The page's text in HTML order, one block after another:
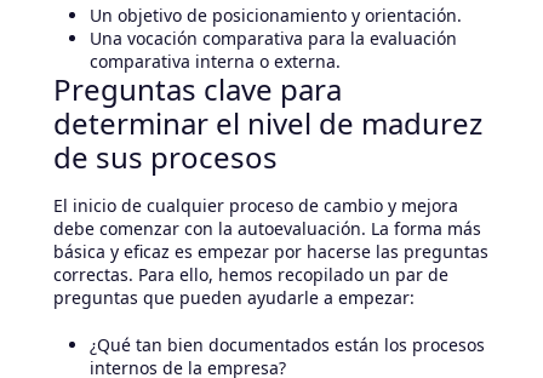
Un objetivo de posicionamiento y orientación.
Una vocación comparativa para la evaluación
comparativa interna o externa.
Preguntas clave para
determinar el nivel de madurez
de sus procesos
El inicio de cualquier proceso de cambio y mejora
debe comenzar con la autoevaluación. La forma más
básica y eficaz es empezar por hacerse las preguntas
correctas. Para ello, hemos recopilado un par de
preguntas que pueden ayudarle a empezar:
¿Qué tan bien documentados están los procesos
internos de la empresa?